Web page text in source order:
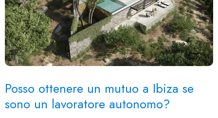
Posso ottenere un mutuo a Ibiza se
sono un lavoratore autonomo?